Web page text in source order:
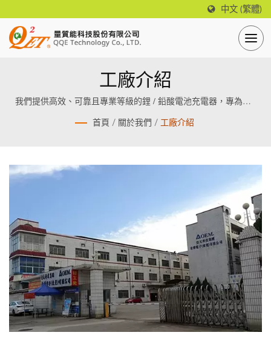
中文 (繁體)
工廠介紹
我們提供高效、可靠且專業等級的鋰 / 鉛酸電池充電器，專為鋰 /
鉛酸電池設計製造。
首頁 / 關於我們 / 工廠介紹